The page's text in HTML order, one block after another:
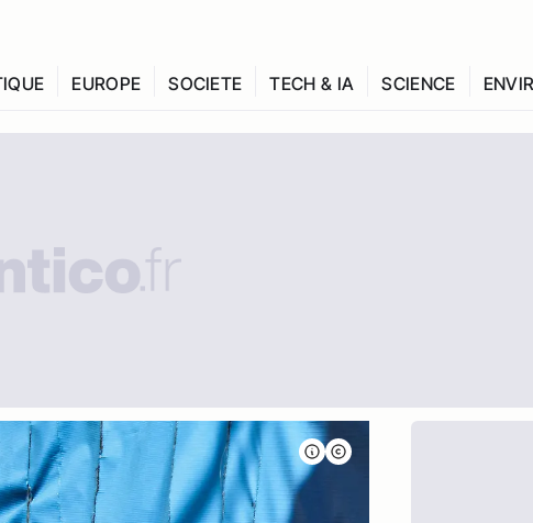
EUROPE SOCIETE TECH & IA SCIENCE